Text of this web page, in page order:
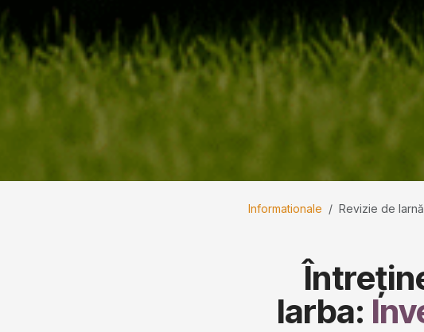
Informationale Revizie de
Iarba: